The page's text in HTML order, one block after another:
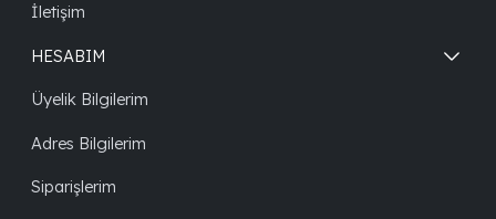
İletişim
HESABIM
Üyelik Bilgilerim
Adres Bilgilerim
Siparişlerim